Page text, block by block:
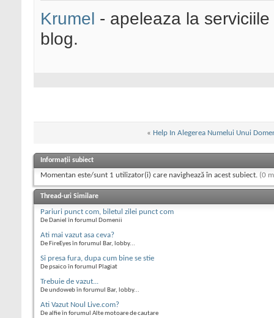
Krumel - apeleaza la
blog.
« Help In Alegerea Numelui Unui
Informații subiect
Momentan este/sunt 1 utilizator(i) care navighează în acest subiect. (0
Thread-uri Similare
Pariuri punct com, biletul zilei punct com
De Daniel în forumul Domenii
Ati mai vazut asa ceva?
De FireEyes în forumul Bar, lobby...
Si presa fura, dupa cum bine se stie
De psaico în forumul Plagiat
Trebuie de vazut...
De undoweb în forumul Bar, lobby...
Ati Vazut Noul Live.com?
De alfie în forumul Alte motoare de cautare